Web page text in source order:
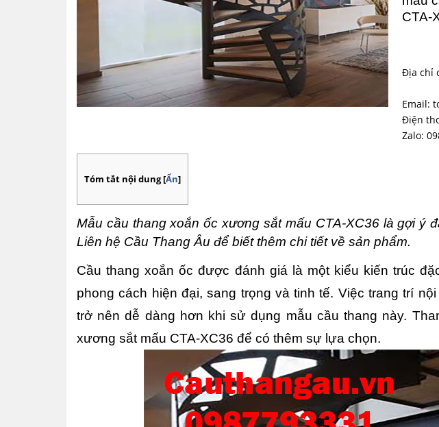
CTA-
Địa chỉ
Email:
Điện
Zalo:
Tóm tắt nội dung[Ẩn]
Mẫu cầu thang xoắn ốc xương sắt mấu CTA-XC36 là gợi ý
Liên hệ Cầu Thang Âu để biết thêm chi tiết về sản phẩm.
Cầu thang xoắn ốc được đánh giá là một kiểu kiến trúc
phong cách hiện đại, sang trọng và tinh tế. Việc trang trí
trở nên dễ dàng hơn khi sử dụng mẫu cầu thang này.
xương sắt mấu CTA-XC36 để có thêm sự lựa chọn.